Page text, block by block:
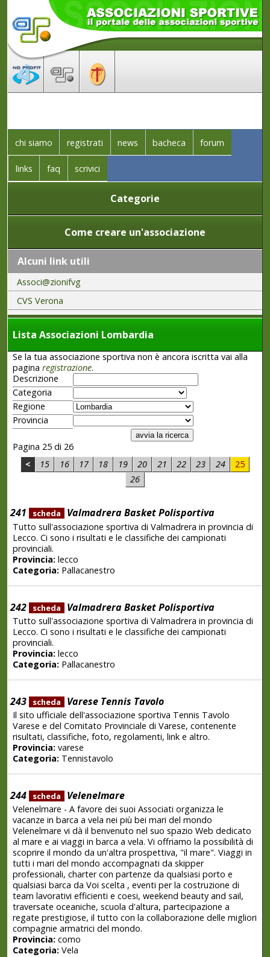
chi siamo registrati news bacheca forum
links faq scrivici
Categorie
Come creare un'associazione
Alcuni link utili
Associ@zionifvg
CVS Verona
Lista Associazioni Lombardia
Se la tua associazione sportiva non è ancora iscritta vai alla
pagina registrazione.
Descrizione
Categoria
Regione
Provincia
Pagina 25 di 26
<
15 16 17 18 19 20 21 22 23 24
25
26
241 scheda Valmadrera Basket Polisportiva
Tutto sull'associazione sportiva di Valmadrera in provincia di
Lecco. Ci sono i risultati e le classifiche dei campionati
provinciali.
Provincia:lecco
Categoria:Pallacanestro
242 scheda Valmadrera Basket Polisportiva
Tutto sull'associazione sportiva di Valmadrera in provincia di
Lecco. Ci sono i risultati e le classifiche dei campionati
provinciali.
Provincia:lecco
Categoria:Pallacanestro
243 scheda Varese Tennis Tavolo
Il sito ufficiale dell'associazione sportiva Tennis Tavolo
Varese e del Comitato Provinciale di Varese, contenente
risultati, classifiche, foto, regolamenti, link e altro.
Provincia:varese
Categoria:Tennistavolo
244 scheda Velenelmare
Velenelmare - A favore dei suoi Associati organizza le
vacanze in barca a vela nei più bei mari del mondo
Velenelmare vi dà il benvenuto nel suo spazio Web dedicato
al mare e ai viaggi in barca a vela. Vi offriamo la possibilità di
scoprire il mondo da un'altra prospettiva, "il mare". Viaggi in
tutti i mari del mondo accompagnati da skipper
professionali, charter con partenze da qualsiasi porto e
qualsiasi barca da Voi scelta , eventi per la costruzione di
team lavorativi efficienti e coesi, weekend beauty and sail,
traversate oceaniche, scuola d'altura, partecipazione a
regate prestigiose, il tutto con la collaborazione delle migliori
compagnie armatrici del mondo.
Provincia:como
Categoria:Vela